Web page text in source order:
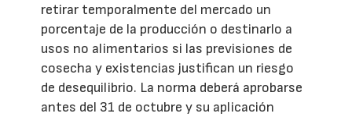
retirar temporalmente del mercado un
porcentaje de la producción o destinarlo a
usos no alimentarios si las previsiones de
cosecha y existencias justifican un riesgo
de desequilibrio. La norma deberá aprobarse
antes del 31 de octubre y su aplicación